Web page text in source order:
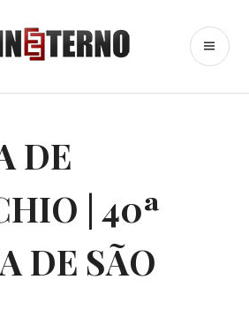
Cine Eterno
DE
| 40ª
DE SÃO